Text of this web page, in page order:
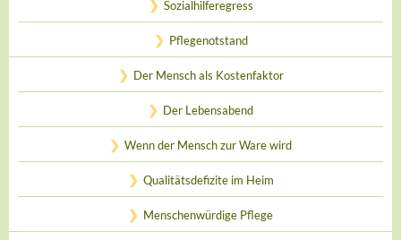
Sozialhilferegress
Pflegenotstand
Der Mensch als Kostenfaktor
Der Lebensabend
Wenn der Mensch zur Ware wird
Qualitätsdefizite im Heim
Menschenwürdige Pflege